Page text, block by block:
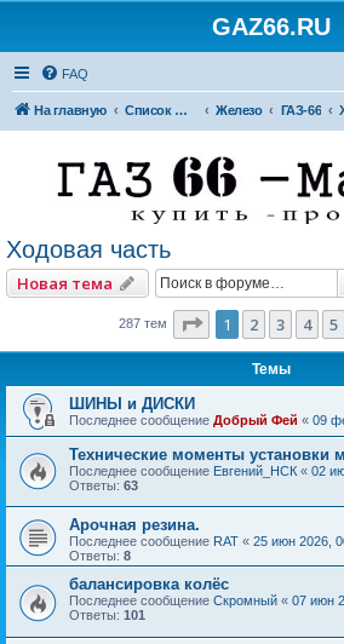
GAZ66.RU
FAQ
На главную Список форумов Железо ГАЗ-66
Ходовая часть
Новая тема
287 тем Страница из 10
1 2 3 4 5
Темы
ШИНЫ и ДИСКИ
Последнее сообщение Добрый Фей « 09
Технические моменты установки
Последнее сообщение Евгений_НСК « 02
Ответы: 63
Арочная резина.
Последнее сообщение RAT « 25 июн 2026,
Ответы: 8
балансировка колёс
Последнее сообщение Скромный « 07 июн
Ответы: 101